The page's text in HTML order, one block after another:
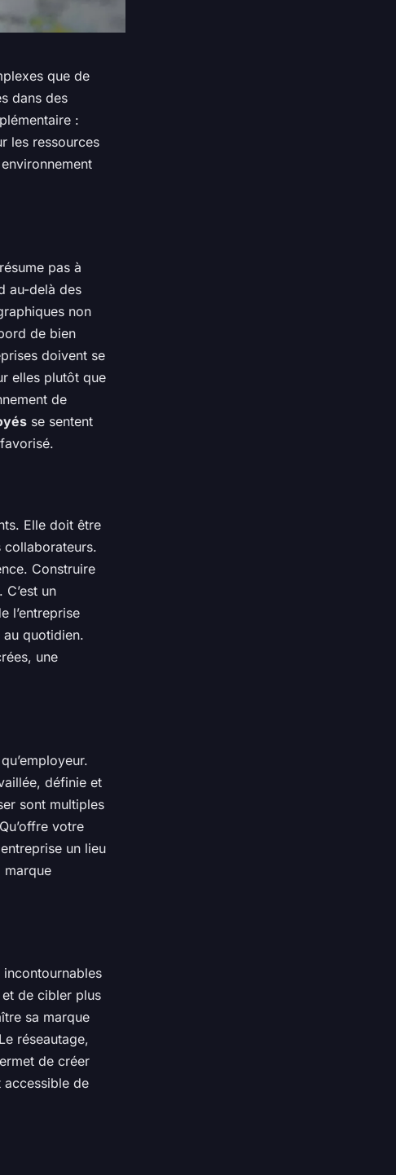
que de
dans des
:
les ressources
pas à
au-delà des
non
de bien
doivent se
elles plutôt que
de
se sentent
Elle doit être
collaborateurs.
Construire
un
l’entreprise
quotidien.
une
définie et
sont multiples
votre
un lieu
marque
de cibler plus
sa marque
réseautage,
de créer
accessible de